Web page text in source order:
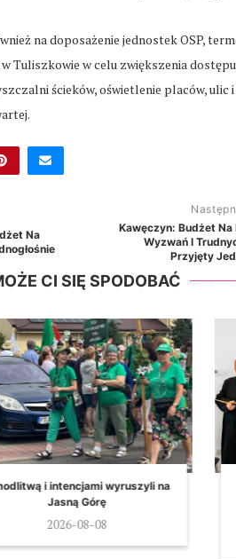
na doposażenie jednostek OSP,
Tuliszkowie w celu zwiększenia
ścieków, oświetlenie placów,
Na
Kawęczyn: Budżet Na
Wyzwań I
Przyjęty
CI SIĘ SPODOBAĆ
oficjalnie otwarty. Nowe
miejsce na mapie usług
rehabilitacyjnych regionu